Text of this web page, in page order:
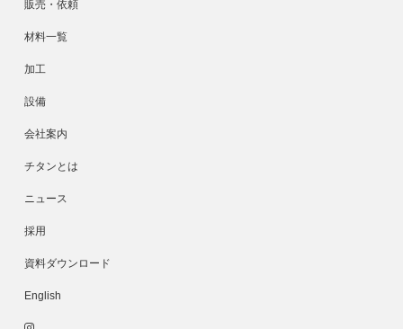
販売・依頼
材料一覧
加工
設備
会社案内
チタンとは
ニュース
採用
資料ダウンロード
English